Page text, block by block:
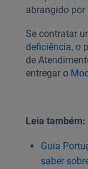
abrangido
Se contratar
deficiência,o
de
entregar o
Leia também:
Guia
saber